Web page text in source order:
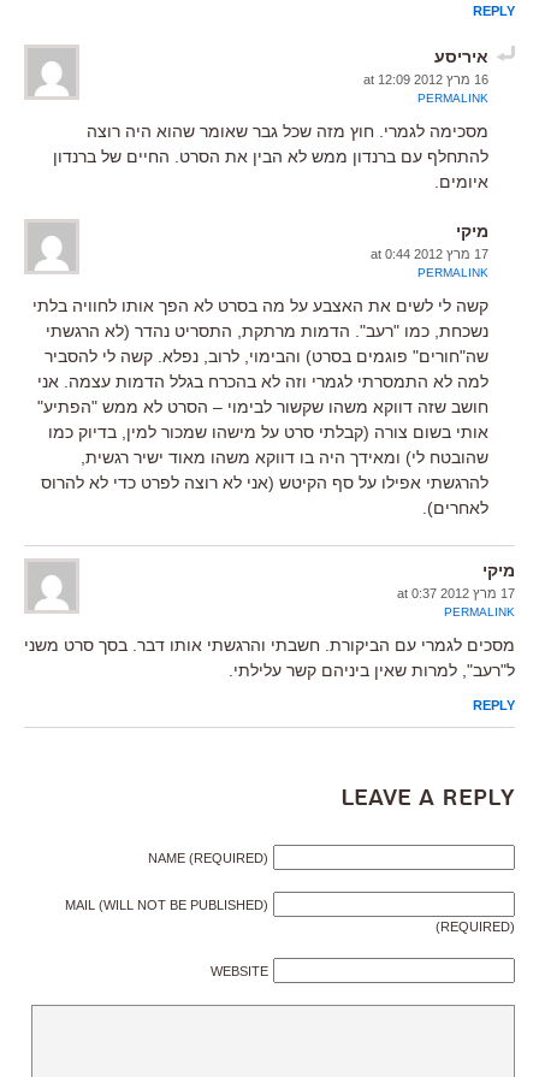
REPLY
איריסע
16 מרץ 2012 at 12:09
PERMALINK
מסכימה לגמרי. חוץ מזה שכל גבר שאומר שהוא היה רוצה
להתחלף עם ברנדון ממש לא הבין את הסרט. החיים של ברנדון
איומים.
מיקי
17 מרץ 2012 at 0:44
PERMALINK
קשה לי לשים את האצבע על מה בסרט לא הפך אותו לחוויה בלתי
נשכחת, כמו "רעב". הדמות מרתקת, התסריט נהדר (לא הרגשתי
שה"חורים" פוגמים בסרט) והבימוי, לרוב, נפלא. קשה לי להסביר
למה לא התמסרתי לגמרי וזה לא בהכרח בגלל הדמות עצמה. אני
חושב שזה דווקא משהו שקשור לבימוי – הסרט לא ממש "הפתיע"
אותי בשום צורה (קבלתי סרט על מישהו שמכור למין, בדיוק כמו
שהובטח לי) ומאידך היה בו דווקא משהו מאוד ישיר רגשית,
להרגשתי אפילו על סף הקיטש (אני לא רוצה לפרט כדי לא להרוס
לאחרים).
מיקי
17 מרץ 2012 at 0:37
PERMALINK
מסכים לגמרי עם הביקורת. חשבתי והרגשתי אותו דבר. בסך סרט משני
ל"רעב", למרות שאין ביניהם קשר עלילתי.
REPLY
Leave a Reply
NAME (REQUIRED)
MAIL (WILL NOT BE PUBLISHED)
(REQUIRED)
WEBSITE